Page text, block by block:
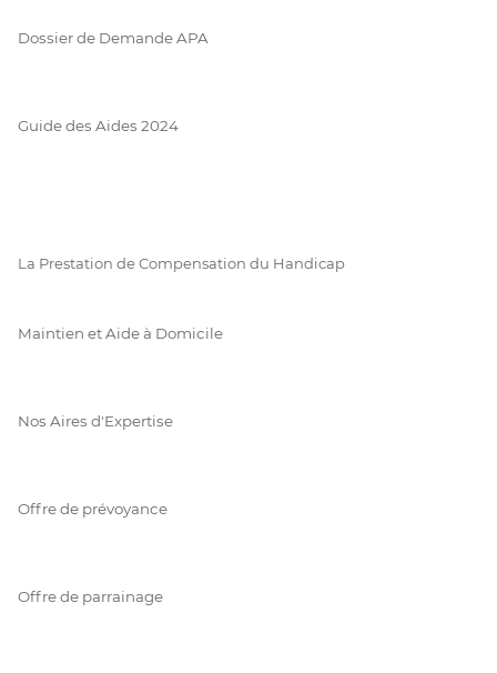
Dossier de Demande APA
Guide des Aides 2024
La Prestation de Compensation du Handicap
Maintien et Aide à Domicile
Nos Aires d'Expertise
Offre de prévoyance
Offre de parrainage